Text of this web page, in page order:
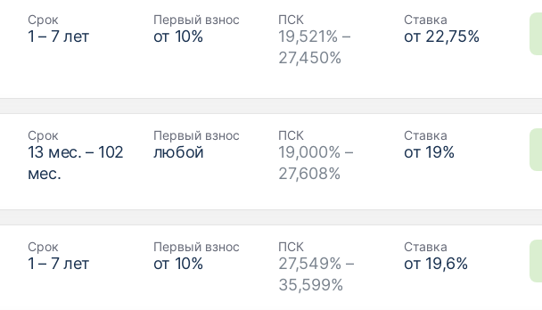
Срок
1 – 7лет
Первый взнос
от 10%
ПСК
19,521% –
27,450%
Ставка
от 22,75%
Срок
13 мес. – 102
мес.
Первый взнос
любой
ПСК
19,000% –
27,608%
Ставка
от 19%
Срок
1 – 7лет
Первый взнос
от 10%
ПСК
27,549% –
35,599%
Ставка
от 19,6%